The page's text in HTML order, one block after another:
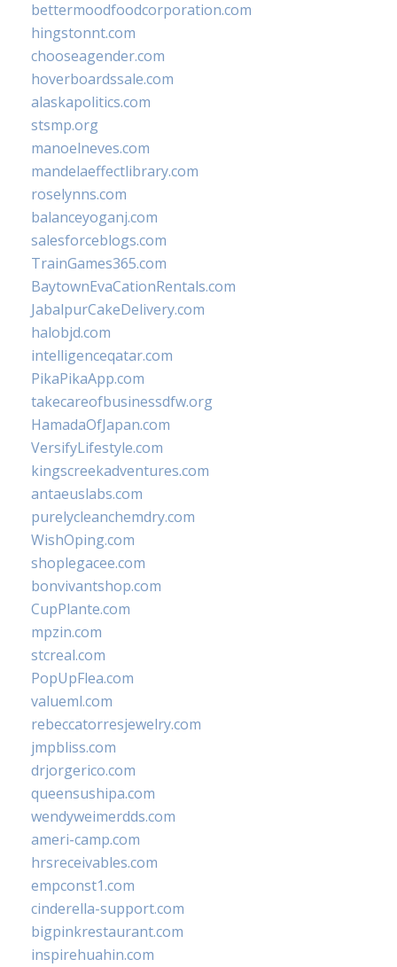
bettermoodfoodcorporation.com
hingstonnt.com
chooseagender.com
hoverboardssale.com
alaskapolitics.com
stsmp.org
manoelneves.com
mandelaeffectlibrary.com
roselynns.com
balanceyoganj.com
salesforceblogs.com
TrainGames365.com
BaytownEvaCationRentals.com
JabalpurCakeDelivery.com
halobjd.com
intelligenceqatar.com
PikaPikaApp.com
takecareofbusinessdfw.org
HamadaOfJapan.com
VersifyLifestyle.com
kingscreekadventures.com
antaeuslabs.com
purelycleanchemdry.com
WishOping.com
shoplegacee.com
bonvivantshop.com
CupPlante.com
mpzin.com
stcreal.com
PopUpFlea.com
valueml.com
rebeccatorresjewelry.com
jmpbliss.com
drjorgerico.com
queensushipa.com
wendyweimerdds.com
ameri-camp.com
hrsreceivables.com
empconst1.com
cinderella-support.com
bigpinkrestaurant.com
inspirehuahin.com